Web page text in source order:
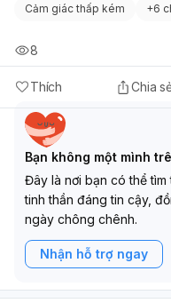
Cảm giác thấp kém
+6
Thích Chia
8
Bạn không một mình
Đây là nơi bạn có thể
tinh thần đáng tin cậy,
ngày chông chênh.
Nhận hỗ trợ ngay